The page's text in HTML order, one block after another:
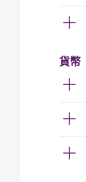
貨幣